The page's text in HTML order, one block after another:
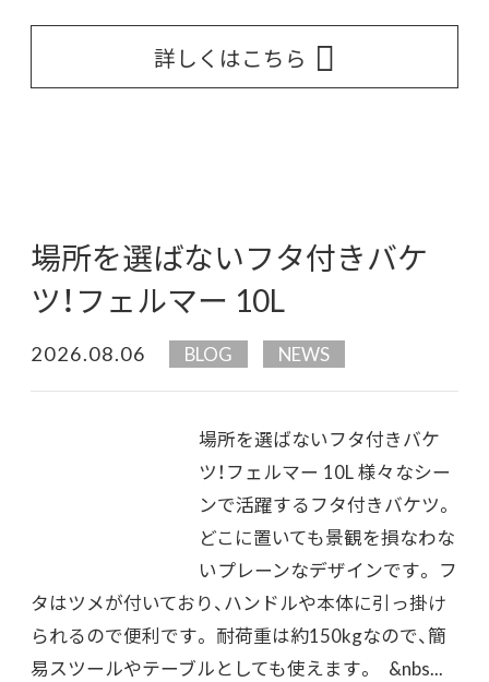
詳しくはこちら
場所を選ばないフタ付きバケ
ツ！フェルマー 10L
2026.08.06 BLOG NEWS
場所を選ばないフタ付きバケ
ツ！フェルマー 10L 様々なシー
ンで活躍するフタ付きバケツ。
どこに置いても景観を損なわな
いプレーンなデザインです。 フ
タはツメが付いており、ハンドルや本体に引っ掛け
られるので便利です。 耐荷重は約150kgなので、簡
易スツールやテーブルとしても使えます。 &nbs...